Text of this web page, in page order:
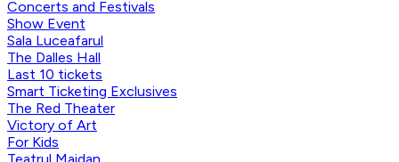
Concerts and Festivals
Show Event
Sala Luceafarul
The Dalles Hall
Last 10 tickets
Smart Ticketing Exclusives
The Red Theater
Victory of Art
For Kids